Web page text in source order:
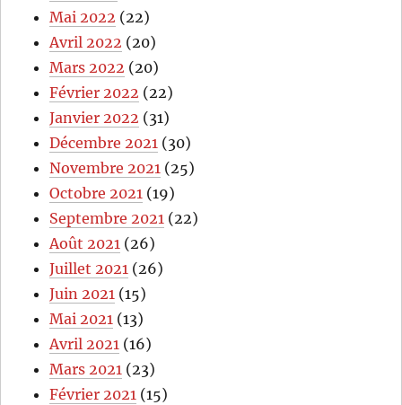
Mai 2022 (22)
Avril 2022 (20)
Mars 2022 (20)
Février 2022 (22)
Janvier 2022 (31)
Décembre 2021 (30)
Novembre 2021 (25)
Octobre 2021 (19)
Septembre 2021 (22)
Août 2021 (26)
Juillet 2021 (26)
Juin 2021 (15)
Mai 2021 (13)
Avril 2021 (16)
Mars 2021 (23)
Février 2021 (15)